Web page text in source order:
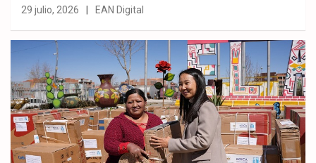
29 julio, 2026 EAN Digital